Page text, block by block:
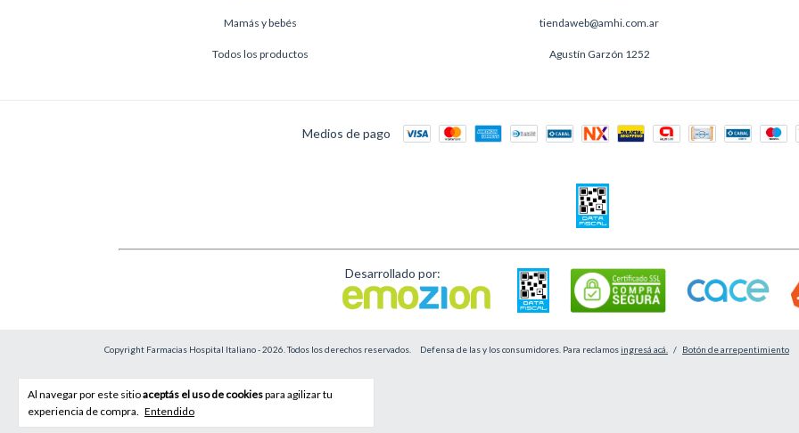
Al navegar por este sitioaceptás el uso de cookiespara agilizar tu
experiencia de compra. Entendido
Mamás y bebés
Todos los productos
tiendaweb@amhi.com.ar
Agustín Garzón 1252
Medios de pago
Desarrollado por:
Copyright Farmacias Hospital Italiano - 2026. Todos los derechos reservados. Defensa de las y los consumidores. Para reclamosingresá acá. / Botón de arrepentimiento